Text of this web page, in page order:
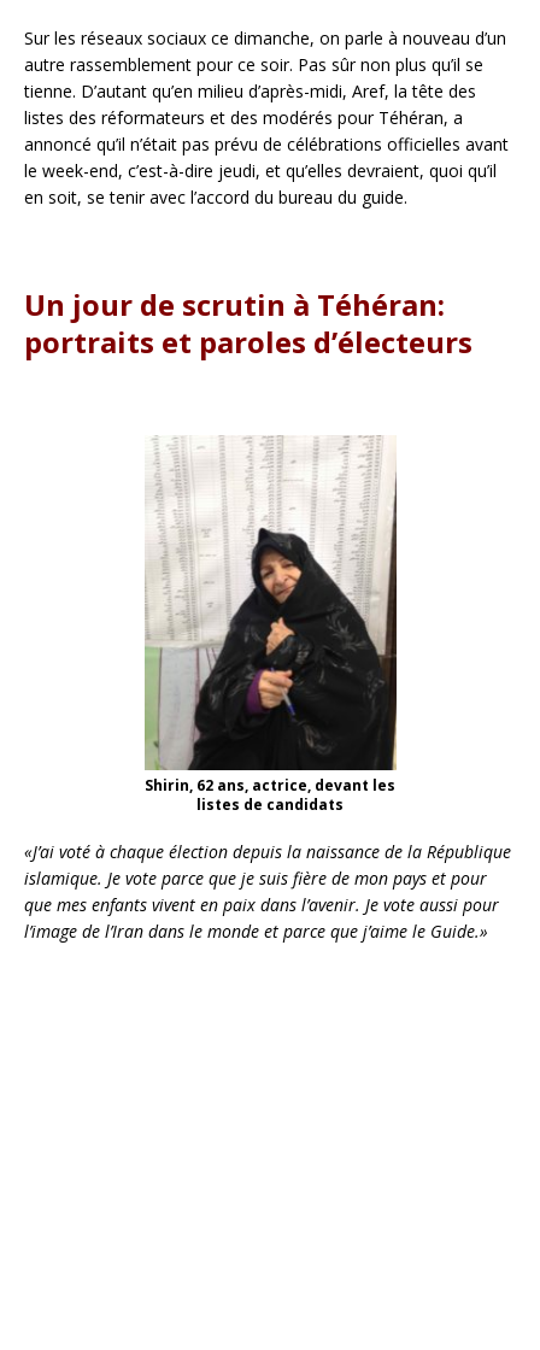
Sur les réseaux sociaux ce dimanche, on parle à nouveau d’un
autre rassemblement pour ce soir. Pas sûr non plus qu’il se
tienne. D’autant qu’en milieu d’après-midi, Aref, la tête des
listes des réformateurs et des modérés pour Téhéran, a
annoncé qu’il n’était pas prévu de célébrations officielles avant
le week-end, c’est-à-dire jeudi, et qu’elles devraient, quoi qu’il
en soit, se tenir avec l’accord du bureau du guide.
Un jour de scrutin à Téhéran:
portraits et paroles d’électeurs
Shirin, 62 ans, actrice, devant les
listes de candidats
«J’ai voté à chaque élection depuis la naissance de la République
islamique. Je vote parce que je suis fière de mon pays et pour
que mes enfants vivent en paix dans l’avenir. Je vote aussi pour
l’image de l’Iran dans le monde et parce que j’aime le Guide.»